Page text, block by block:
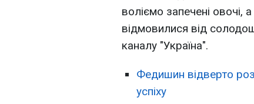
воліємо запечені овочі,
відмовилися від
каналу "Україна".
Федишин відверто
успіху